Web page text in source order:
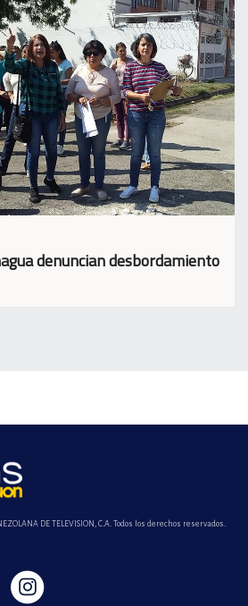
denuncian desbordamiento
DE TELEVISION, C.A. Todos los derechos reservados.